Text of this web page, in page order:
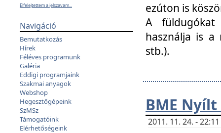
Elfelejtettem a jelszavam...
Navigáció
Bemutatkozás
Hírek
Féléves programunk
Galéria
Eddigi programjaink
Szakmai anyagok
Webshop
Hegesztőgépeink
SzMSz
Támogatóink
Elérhetőségeink
ezúton is
A füldugókat
használja is a
stb.).
BME
2011. 11. 24. -